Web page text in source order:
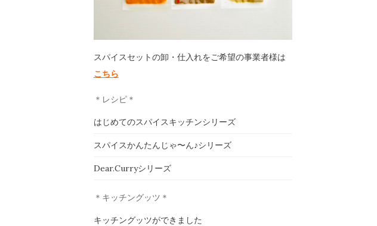
スパイスセットの卸・仕入れをご希望の事業者様は
こちら
＊レシピ＊
はじめてのスパイスキッチンシリーズ
スパイスかんたんじゃ〜ん♪シリーズ
Dear.Curryシリーズ
＊キッチングッツ＊
キッチングッツができました